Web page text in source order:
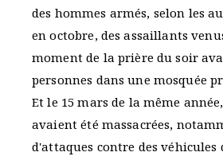
des hommes armés, selon les
en octobre, des assaillants
moment de la prière du soir
personnes dans une mosquée
Et le 15 mars de la même
avaient été massacrées,
d'attaques contre des